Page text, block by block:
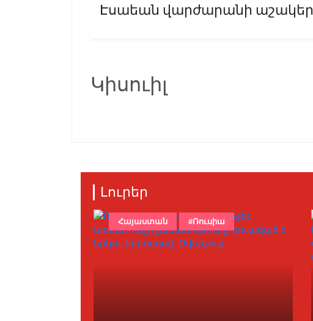
Էսաեան վարժարանի
Կիսուիլ
Լուրեր
Հայաստան #Ռուսիա